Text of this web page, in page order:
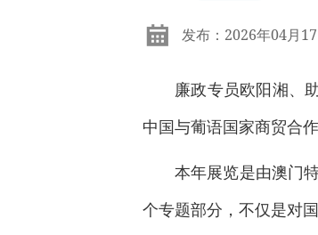
发布：2026年04月
廉政专员欧阳湘、
中国与葡语国家商贸合
本年展览是由澳门
个专题部分，不仅是对